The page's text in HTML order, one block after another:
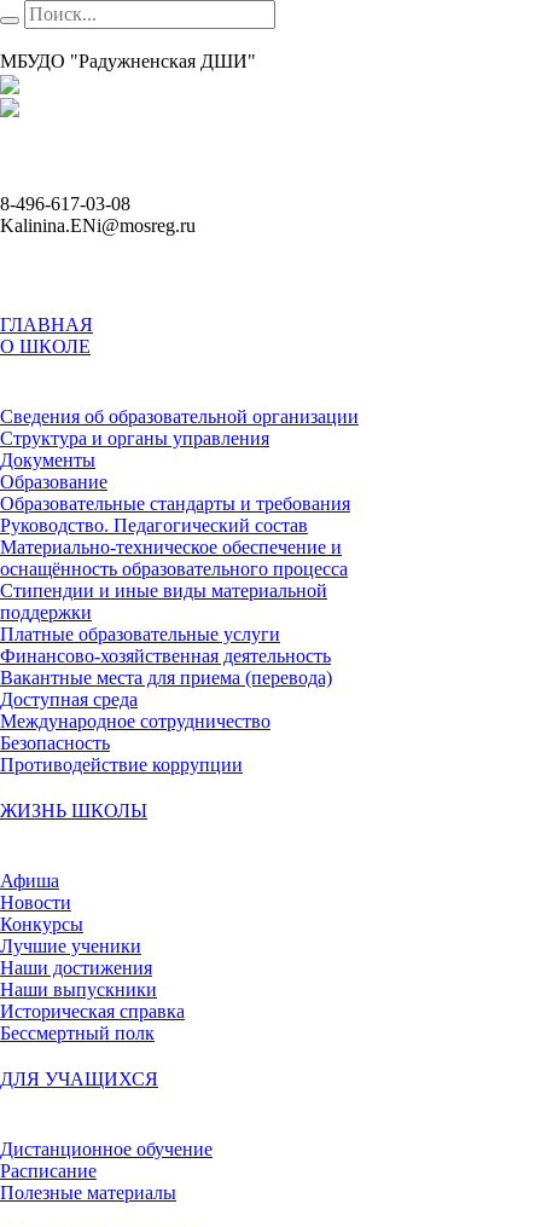
МБУДО "Радужненская ДШИ"
8-496-617-03-08
Kalinina.ENi@mosreg.ru
ГЛАВНАЯ
О ШКОЛЕ
Сведения об образовательной организации
Структура и органы управления
Документы
Образование
Образовательные стандарты и требования
Руководство. Педагогический состав
Материально-техническое обеспечение и
оснащённость образовательного процесса
Стипендии и иные виды материальной
поддержки
Платные образовательные услуги
Финансово-хозяйственная деятельность
Вакантные места для приема (перевода)
Доступная среда
Международное сотрудничество
Безопасность
Противодействие коррупции
ЖИЗНЬ ШКОЛЫ
Афиша
Новости
Конкурсы
Лучшие ученики
Наши достижения
Наши выпускники
Историческая справка
Бессмертный полк
ДЛЯ УЧАЩИХСЯ
Дистанционное обучение
Расписание
Полезные материалы